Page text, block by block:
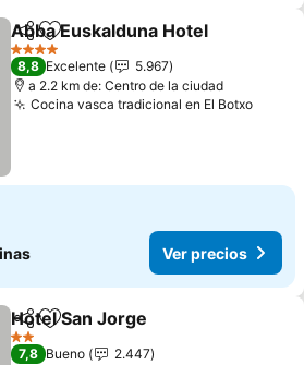
CompartirAgregar a favoritos
Abba Euskalduna Hotel
4 Estrellas
8,8 Excelente
5.967
a 2.2 km de: Centro de la ciudad
Cocina vasca tradicional en El BotxoVer
Ver precios
CompartirAgregar a favoritos
Hotel San Jorge
2 Estrellas
7,8 Bueno
2.447